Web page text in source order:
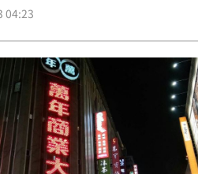
官近日抽查23間店鋪，結果竟有多
04:23